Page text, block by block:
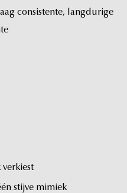
consistente,
langdurige
verkiest
stijve mimiek